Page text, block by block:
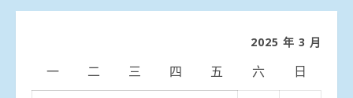
分
2025 年 3 月
一 二 三 四 五 六 日